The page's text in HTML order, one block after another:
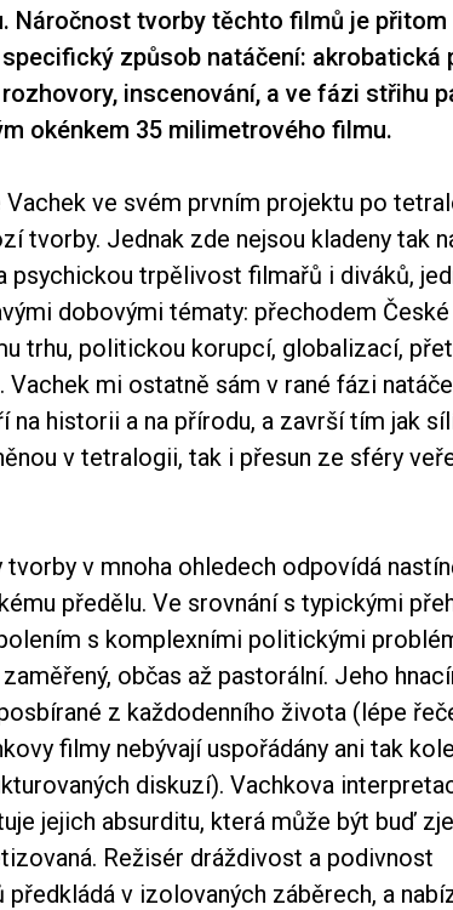
Náročnost tvorby těchto filmů je přitom
způsob natáčení: akrobatická
inscenování, a ve fázi střihu
okénkem 35 milimetrového filmu.
ve svém prvním projektu po
tvorby. Jednak zde nejsou kladeny tak
psychickou trpělivost filmařů i diváků,
dobovými tématy: přechodem
trhu, politickou korupcí, globalizací,
mi ostatně sám v rané fázi
na historii a na přírodu, a završí tím jak
v tetralogii, tak i přesun ze sféry
v mnoha ohledech odpovídá
předělu. Ve srovnání s typickými
s komplexními politickými
občas až pastorální. Jeho
z každodenního života (lépe
filmy nebývají uspořádány ani tak
diskuzí). Vachkova
jejich absurditu, která může být buď
Režisér dráždivost a podivnost
předkládá v izolovaných záběrech, a